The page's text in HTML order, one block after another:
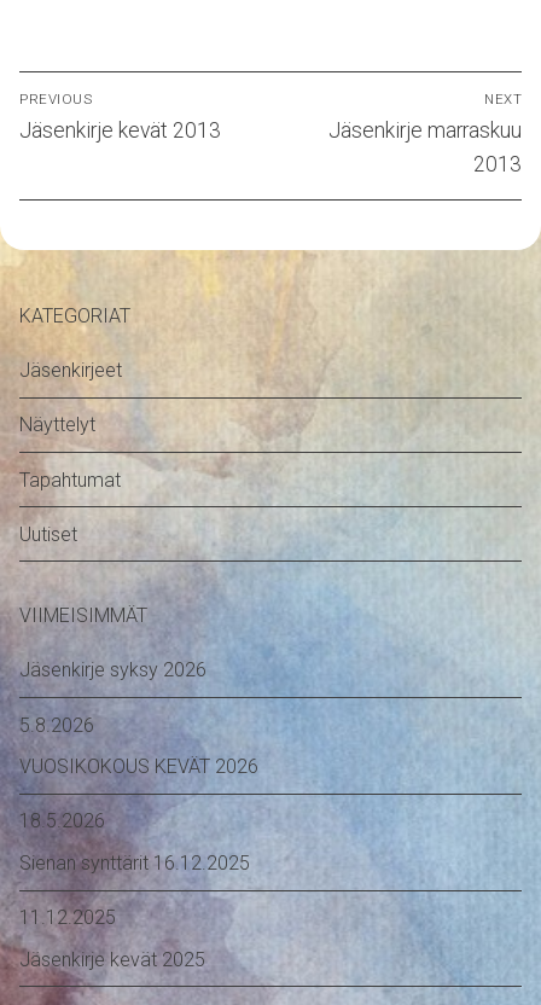
Artikkelien
selaus
PREVIOUS
Previous
Jäsenkirje kevät 2013
NEXT
Next
Jäsenkirje marraskuu
2013
KATEGORIAT
Jäsenkirjeet
Näyttelyt
Tapahtumat
Uutiset
VIIMEISIMMÄT
Jäsenkirje syksy 2026
5.8.2026
VUOSIKOKOUS KEVÄT 2026
18.5.2026
Sienan synttärit 16.12.2025
11.12.2025
Jäsenkirje kevät 2025